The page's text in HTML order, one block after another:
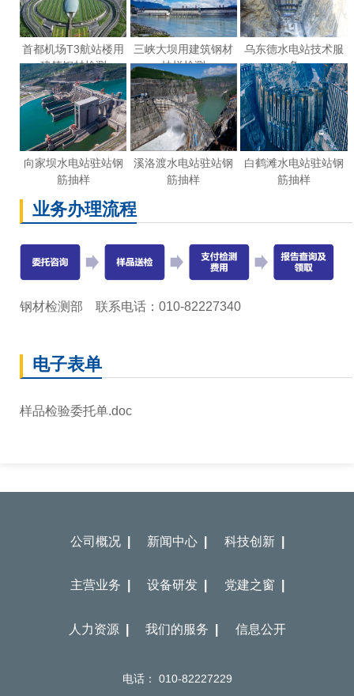
首都机场T3航站楼用
建筑钢材检测
三峡大坝用建筑钢材
抽样检测
乌东德水电站技术服
务
向家坝水电站驻站钢
筋抽样
溪洛渡水电站驻站钢
筋抽样
白鹤滩水电站驻站钢
筋抽样
业务办理流程
钢材检测部 联系电话：010-82227340
电子表单
样品检验委托单.doc
公司概况 | 新闻中心 | 科技创新 |
主营业务 | 设备研发 | 党建之窗 |
人力资源 | 我们的服务 | 信息公开
电话： 010-82227229